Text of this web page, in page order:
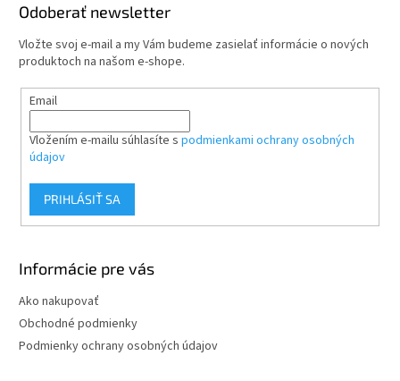
Odoberať newsletter
Vložte svoj e-mail a my Vám budeme zasielať informácie o nových
produktoch na našom e-shope.
Email
Vložením e-mailu súhlasíte s podmienkami ochrany osobných
údajov
PRIHLÁSIŤ SA
Informácie pre vás
Ako nakupovať
Obchodné podmienky
Podmienky ochrany osobných údajov